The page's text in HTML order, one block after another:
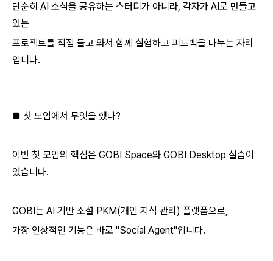
단순히 AI 소식을 공유하는 스터디가 아니라, 각자가 AI로 만들고
있는
프로젝트를 직접 들고 와서 함께 실험하고 피드백을 나누는 자리
입니다.
■ 첫 모임에서 무엇을 했나?
이번 첫 모임의 핵심은 GOBI Space와 GOBI Desktop 실습이
었습니다.
GOBI는 AI 기반 소셜 PKM(개인 지식 관리) 플랫폼으로,
가장 인상적인 기능은 바로 "Social Agent"입니다.